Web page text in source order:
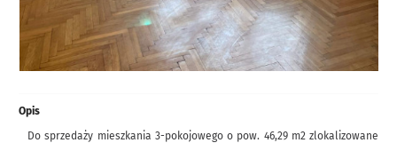
Opis
Do sprzedaży mieszkania 3-pokojowego o pow. 46,29 m2 zlokalizowane